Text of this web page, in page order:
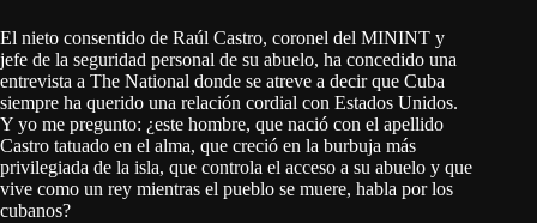
El nieto consentido de Raúl Castro, coronel del MININT y
jefe de la seguridad personal de su abuelo, ha concedido una
entrevista a The National donde se atreve a decir que Cuba
siempre ha querido una relación cordial con Estados Unidos.
Y yo me pregunto: ¿este hombre, que nació con el apellido
Castro tatuado en el alma, que creció en la burbuja más
privilegiada de la isla, que controla el acceso a su abuelo y que
vive como un rey mientras el pueblo se muere, habla por los
cubanos?